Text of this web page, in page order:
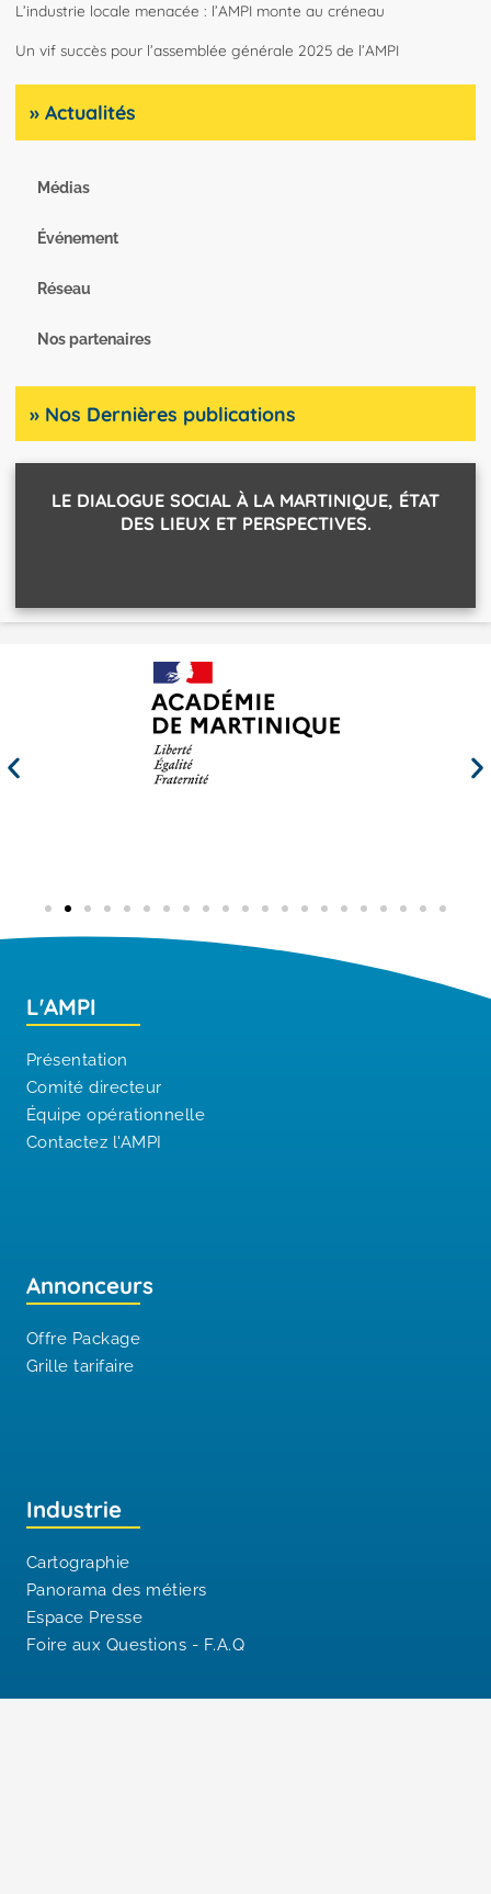
L’industrie locale menacée : l’AMPI monte au créneau
Un vif succès pour l’assemblée générale 2025 de l’AMPI
» Actualités
Médias
Événement
Réseau
Nos partenaires
» Nos Dernières publications
LE DIALOGUE SOCIAL À LA MARTINIQUE, ÉTAT
DES LIEUX ET PERSPECTIVES.
L'AMPI
Présentation
Comité directeur
Équipe opérationnelle
Contactez l'AMPI
Annonceurs
Offre Package
Grille tarifaire
Industrie
Cartographie
Panorama des métiers
Espace Presse
Foire aux Questions - F.A.Q